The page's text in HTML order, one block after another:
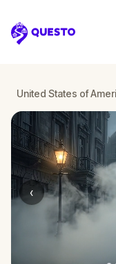
Questo
United States of
‹